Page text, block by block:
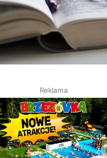
Reklama